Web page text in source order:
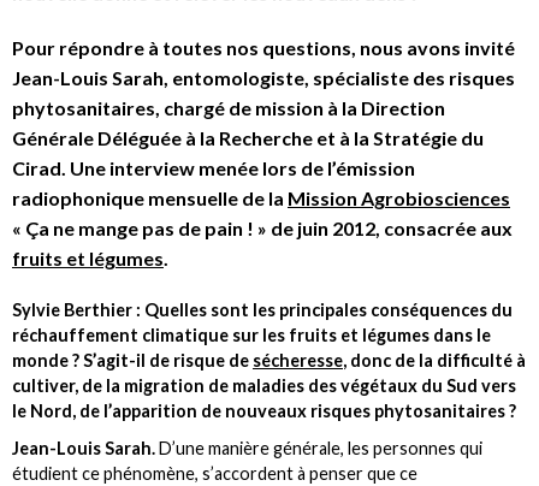
Pour répondre à toutes nos questions, nous avons invité
Jean-Louis Sarah, entomologiste, spécialiste des risques
phytosanitaires, chargé de mission à la Direction
Générale Déléguée à la Recherche et à la Stratégie du
Cirad. Une interview menée lors de l’émission
radiophonique mensuelle de la Mission Agrobiosciences
« Ça ne mange pas de pain ! » de juin 2012, consacrée aux
fruits et légumes
Sylvie Berthier : Quelles sont les principales conséquences du
réchauffement climatique sur les fruits et légumes dans le
monde ? S’agit-il de risque de sécheresse, donc de la difficulté à
cultiver, de la migration de maladies des végétaux du Sud vers
le Nord, de l’apparition de nouveaux risques phytosanitaires ?
Jean-Louis Sarah.D’une manière générale, les personnes qui
étudient ce phénomène, s’accordent à penser que ce